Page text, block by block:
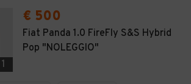
1
€ 500
Fiat Panda 1.0 FireFly S&S Hybrid
Pop "NOLEGGIO"